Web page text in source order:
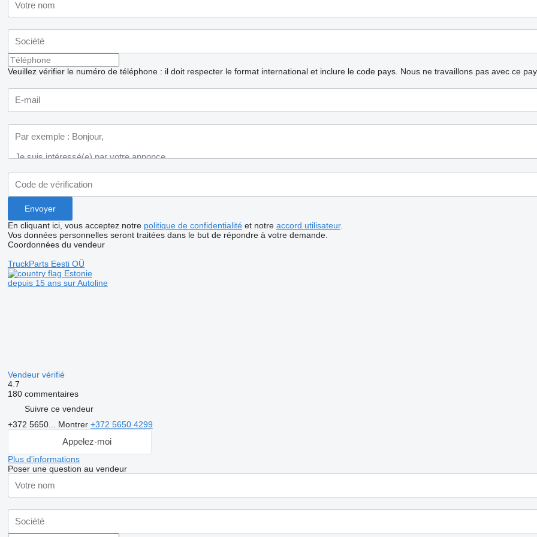
Veuillez vérifier le numéro de téléphone : il doit respecter le format international et inclure le code pays. Nous ne travaillons pas avec ce
En cliquant ici, vous acceptez notre politique de confidentialitéet notre accord utilisateur.
Vos données personnelles seront traitées dans le but de répondre à votre demande.
Coordonnées du vendeur
TruckParts Eesti OÜ
Estonie
depuis 15 ans sur Autoline
Vendeur vérifié
4.7
180 commentaires
Suivre ce vendeur
+372 5650... Montrer +372 5650 4299
Appelez-moi
Plus d'informations
Poser une question au vendeur